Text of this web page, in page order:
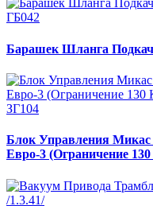
ГБ042
Барашек Шланга
ЗГ104
Блок Управления Микас
Евро-3 (Ограничение